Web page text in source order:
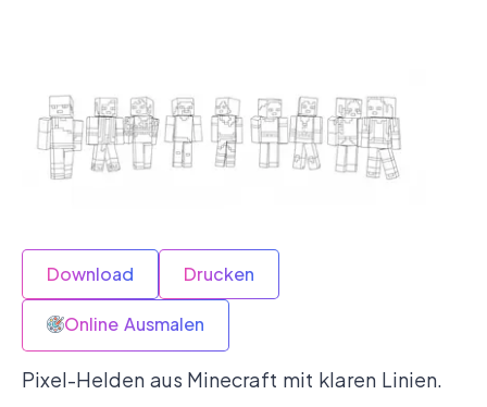
Download Drucken
Online Ausmalen
Pixel-Helden aus Minecraft mit klaren Linien.